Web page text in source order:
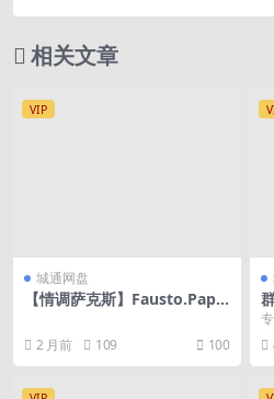
D限量版）
相关文章
VIP
城通网盘
【情调萨克斯】Fausto.Pape
2 月前 109 100